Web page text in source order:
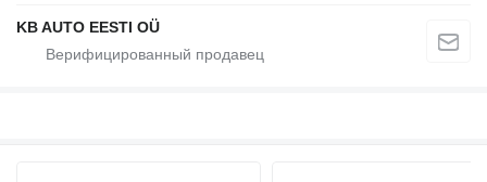
KB AUTO EESTI OÜ